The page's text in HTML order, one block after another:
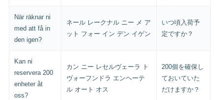
När räknar ni
med att få in
den igen?
ネール レークナル ニー メ ア
ット フォー イン デン イゲン
いつ頃入荷予
定ですか？
Kan ni
reservera 200
enheter åt
oss?
カン ニー レセルヴェーラ ト
ヴォーフンドラ エンヘーテ
ル オート オス
200個を確保し
ておいていた
だけますか？